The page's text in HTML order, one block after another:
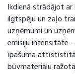
Ikdienā strādājot
ilgtspēju un zaļo
uzņēmumi un
emisiju intensitāte
īpašuma
būvmateriālu